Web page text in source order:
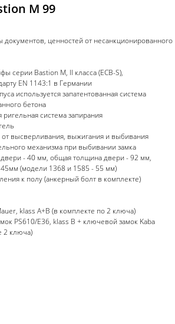
M 99
документов, ценностей от несанкционированного
серии Bastion M, II класса (ECB-S),
EN 1143:1 в Германии
используется запатентованная система
бетона
ригельная система запирания
от высверливания, выжигания и выбивания
механизма при выбивании замка
двери - 40 мм, общая толщина двери - 92 мм,
(модели 1368 и 1585 - 55 мм)
к полу (анкерный болт в комплекте)
klass A+B (в комплекте по 2 ключа)
PS610/E36, klass B + ключевой замок Kaba
2 ключа)